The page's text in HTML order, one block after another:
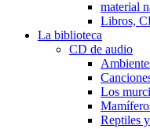
material
Libros,
La biblioteca
CD de audio
Los
Reptiles